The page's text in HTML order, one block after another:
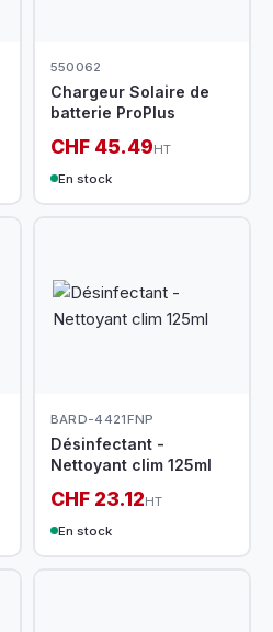
550062
Chargeur Solaire de
batterie ProPlus
CHF 45.49HT
En stock
BARD-4421FNP
Désinfectant -
Nettoyant clim 125ml
CHF 23.12HT
En stock